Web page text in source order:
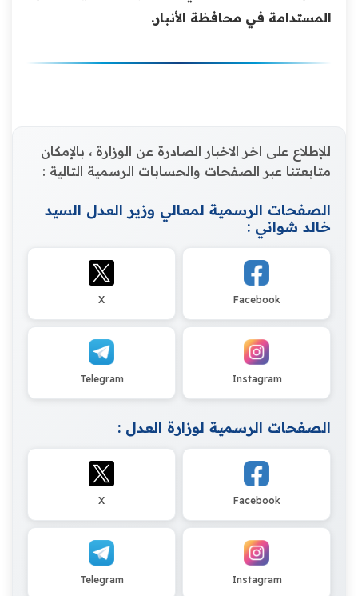
المستدامة في محافظة الأنبار.
للإطلاع على اخر الاخبار الصادرة عن الوزارة ، بالإمكان
متابعتنا عبر الصفحات والحسابات الرسمية التالية :
الصفحات الرسمية لمعالي وزير العدل السيد
خالد شواني :
Facebook
X
Instagram
Telegram
الصفحات الرسمية لوزارة العدل :
Facebook
X
Instagram
Telegram